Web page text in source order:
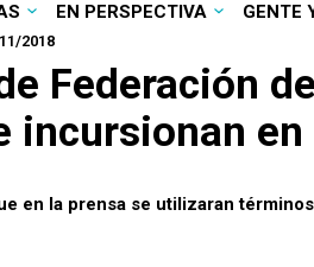
EN PERSPECTIVA GENTE
2018
Federación
incursionan
en la prensa se utilizaran